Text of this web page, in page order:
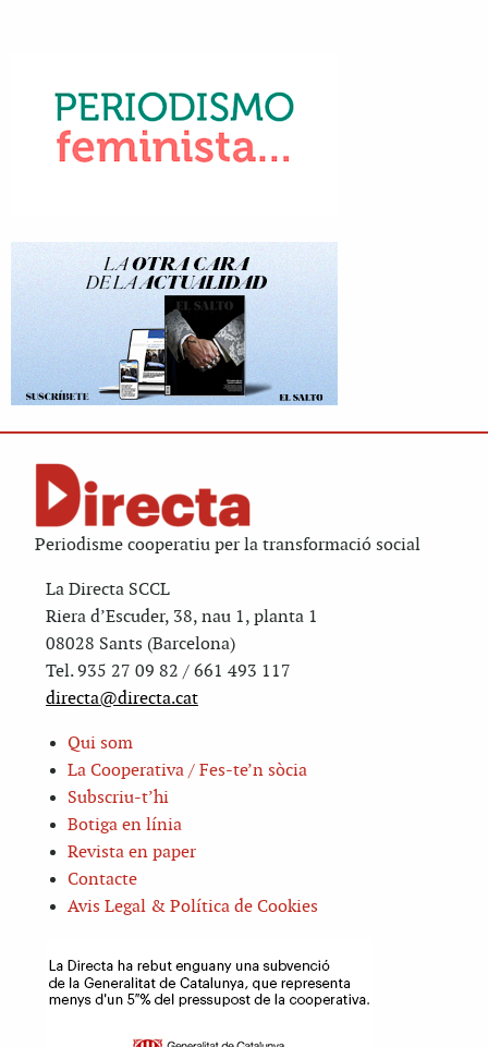
Periodisme cooperatiu per la transformació social
La Directa SCCL
Riera d’Escuder, 38, nau 1, planta 1
08028 Sants (Barcelona)
Tel. 935 27 09 82 / 661 493 117
directa@directa.cat
Qui som
La Cooperativa / Fes-te’n sòcia
Subscriu-t’hi
Botiga en línia
Revista en paper
Contacte
Avis Legal & Política de Cookies